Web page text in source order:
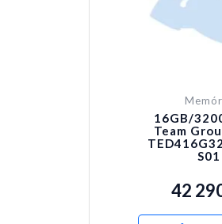
16GB/
Team
S01
42